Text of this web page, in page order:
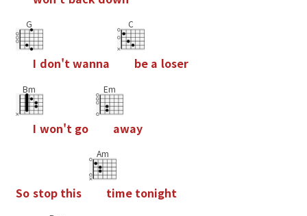
G
I don'twanna
C
be a loser
Bm
I won't go
Em
away
So stop this
Am
time tonight